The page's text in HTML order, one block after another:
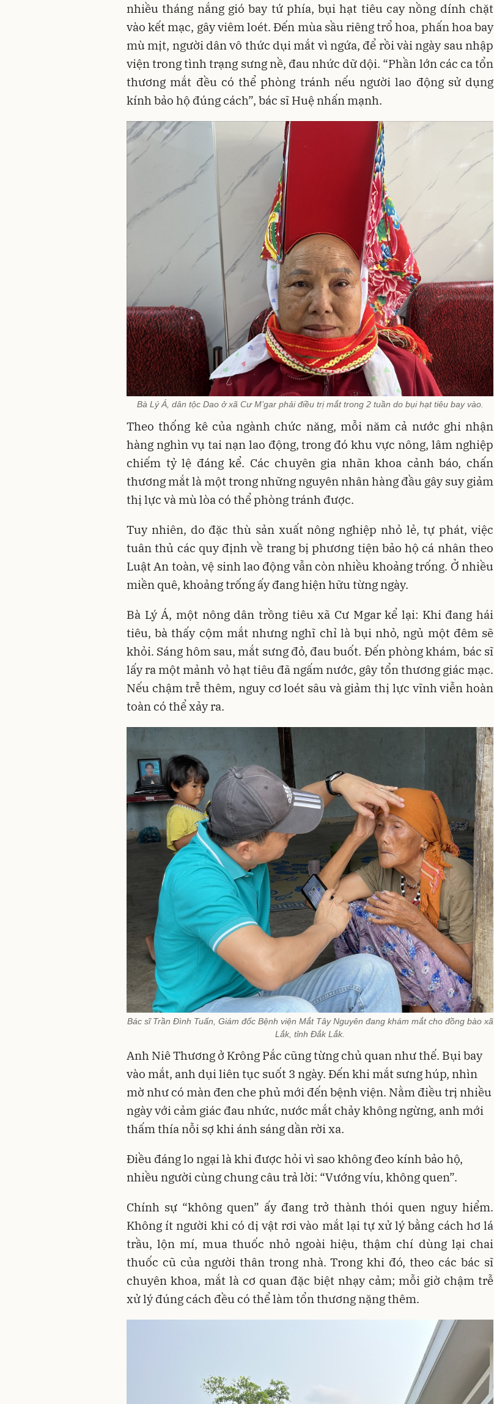
nhiều tháng nắng gió bay tứ phía, bụi hạt tiêu cay nồng dính chặt
vào kết mạc, gây viêm loét. Đến mùa sầu riêng trổ hoa, phấn hoa bay
mù mịt, người dân vô thức dụi mắt vì ngứa, để rồi vài ngày sau nhập
viện trong tình trạng sưng nề, đau nhức dữ dội. “Phần lớn các ca tổn
thương mắt đều có thể phòng tránh nếu người lao động sử dụng
kính bảo hộ đúng cách”, bác sĩ Huệ nhấn mạnh.
Bà Lý Á, dân tộc Dao ở xã Cư M’gar phải điều trị mắt trong 2 tuần do bụi hạt tiêu bay vào.
Theo thống kê của ngành chức năng, mỗi năm cả nước ghi nhận
hàng nghìn vụ tai nạn lao động, trong đó khu vực nông, lâm nghiệp
chiếm tỷ lệ đáng kể. Các chuyên gia nhãn khoa cảnh báo, chấn
thương mắt là một trong những nguyên nhân hàng đầu gây suy giảm
thị lực và mù lòa có thể phòng tránh được.
Tuy nhiên, do đặc thù sản xuất nông nghiệp nhỏ lẻ, tự phát, việc
tuân thủ các quy định về trang bị phương tiện bảo hộ cá nhân theo
Luật An toàn, vệ sinh lao động vẫn còn nhiều khoảng trống. Ở nhiều
miền quê, khoảng trống ấy đang hiện hữu từng ngày.
Bà Lý Á, một nông dân trồng tiêu xã Cư Mgar kể lại: Khi đang hái
tiêu, bà thấy cộm mắt nhưng nghĩ chỉ là bụi nhỏ, ngủ một đêm sẽ
khỏi. Sáng hôm sau, mắt sưng đỏ, đau buốt. Đến phòng khám, bác sĩ
lấy ra một mảnh vỏ hạt tiêu đã ngấm nước, gây tổn thương giác mạc.
Nếu chậm trễ thêm, nguy cơ loét sâu và giảm thị lực vĩnh viễn hoàn
toàn có thể xảy ra.
Bác sĩ Trần Đình Tuấn, Giám đốc Bệnh viện Mắt Tây Nguyên đang khám mắt cho đồng bào xã
Lắk, tỉnh Đắk Lắk.
Anh Niê Thương ở Krông Pắc cũng từng chủ quan như thế. Bụi bay
vào mắt, anh dụi liên tục suốt 3 ngày. Đến khi mắt sưng húp, nhìn
mờ như có màn đen che phủ mới đến bệnh viện. Nằm điều trị nhiều
ngày với cảm giác đau nhức, nước mắt chảy không ngừng, anh mới
thấm thía nỗi sợ khi ánh sáng dần rời xa.
Điều đáng lo ngại là khi được hỏi vì sao không đeo kính bảo hộ,
nhiều người cùng chung câu trả lời: “Vướng víu, không quen”.
Chính sự “không quen” ấy đang trở thành thói quen nguy hiểm.
Không ít người khi có dị vật rơi vào mắt lại tự xử lý bằng cách hơ lá
trầu, lộn mí, mua thuốc nhỏ ngoài hiệu, thậm chí dùng lại chai
thuốc cũ của người thân trong nhà. Trong khi đó, theo các bác sĩ
chuyên khoa, mắt là cơ quan đặc biệt nhạy cảm; mỗi giờ chậm trễ
xử lý đúng cách đều có thể làm tổn thương nặng thêm.